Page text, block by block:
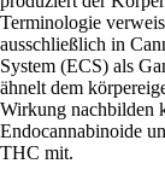
Terminologie
ausschließlich in
System (ECS) als
ähnelt dem
Wirkung nachbilden
Endocannabinoide
THC mit.